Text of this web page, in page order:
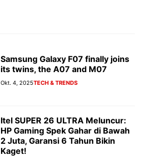
Samsung Galaxy F07 finally joins
its twins, the A07 and M07
Okt. 4, 2025TECH & TRENDS
Itel SUPER 26 ULTRA Meluncur:
HP Gaming Spek Gahar di Bawah
2 Juta, Garansi 6 Tahun Bikin
Kaget!